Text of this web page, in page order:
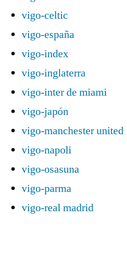
vigo-celtic
vigo-españa
vigo-index
vigo-inglaterra
vigo-inter de miami
vigo-japón
vigo-manchester united
vigo-napoli
vigo-osasuna
vigo-parma
vigo-real madrid